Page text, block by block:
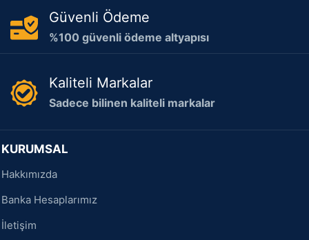
Güvenli Ödeme
%100 güvenli ödeme altyapısı
Kaliteli Markalar
Sadece bilinen kaliteli markalar
KURUMSAL
Hakkımızda
Banka Hesaplarımız
İletişim